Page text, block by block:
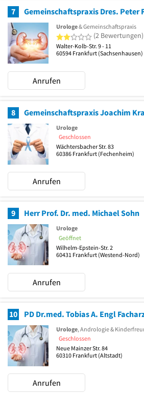
7
Urologe& Gemeinschaftspraxis
2 von 5 Sternen
(2 Bewertungen)
Walter-Kolb-Str. 9 - 11
60594 Frankfurt (Sachsenhausen)
Anrufen
8
Urologe
Geschlossen
Wächtersbacher Str. 83
60386 Frankfurt (Fechenheim)
Anrufen
9 Herr Prof. Dr. med. Michael Sohn
Urologe
Geöffnet
Wilhelm-Epstein-Str. 2
60431 Frankfurt (Westend-Nord)
Anrufen
10 PD Dr.med. Tobias A. Engl
Urologe, Andrologie &
Geschlossen
Neue Mainzer Str. 84
60310 Frankfurt (Altstadt)
Anrufen